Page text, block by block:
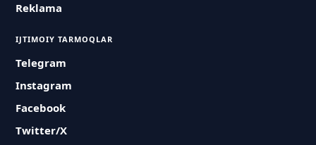
Reklama
IJTIMOIY TARMOQLAR
Telegram
Instagram
Facebook
Twitter/X